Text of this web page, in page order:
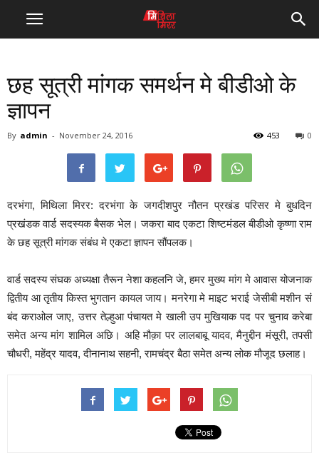
छह सूत्री मांगक समर्थन मे बीडीओ के
ज्ञापन
By admin - November 24, 2016 0
453
दरभंगा, मिथिला मिरर: दरभंगा के जगदीशपुर नौतन प्रखंड परिसर मे बुधदिन
प्रखंडक वार्ड सदस्यक बैसक भेल। जकरा बाद एकटा शिष्टमंडल बीडीओ कृष्णा राम
के छह सूत्री मांगक संबंध मे एकटा ज्ञापन सौंपलक।
वार्ड सदस्य संघक अध्यक्षा तैरून नेशा कहलनि जे, हमर मुख्य मांग मे आवास योजनाक
द्वितीय आ तृतीय किस्त भुगतान कायल जाय। मनरेगा मे माइट भराई जेसीबी मशीन सं
बंद कराओल जाए, उत्तर तेल्हुआ पंचायत मे खाली उप मुखियाक पद पर चुनाव करेबा
समेत अन्य मांग शामिल अछि। अहि मौक़ा पर लालबाबू यादव, मैनुद्दीन मंसूरी, तपसी
चौधरी, महेंद्र यादव, दीनानाथ सहनी, रामचंद्र बैठा समेत अन्य लोक मौजूद छलाह।